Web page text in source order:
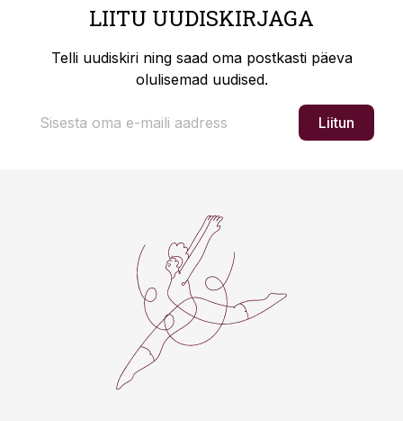
LIITU UUDISKIRJAGA
Telli uudiskiri ning saad oma postkasti päeva
olulisemad uudised.
Liitun